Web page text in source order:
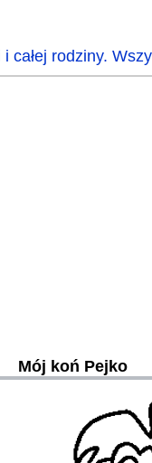
rodziny.
Mój koń Pejko